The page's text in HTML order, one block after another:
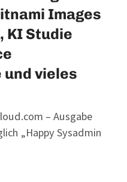
Images
KI Studie
und vieles
– Ausgabe
„Happy Sysadmin